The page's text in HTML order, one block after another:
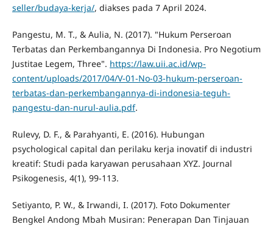
seller/budaya-kerja/, diakses pada 7 April 2024.
Pangestu, M. T., & Aulia, N. (2017). "Hukum Perseroan
Terbatas dan Perkembangannya Di Indonesia. Pro Negotium
Justitae Legem, Three". https://law.uii.ac.id/wp-
content/uploads/2017/04/V-01-No-03-hukum-perseroan-
terbatas-dan-perkembangannya-di-indonesia-teguh-
pangestu-dan-nurul-aulia.pdf.
Rulevy, D. F., & Parahyanti, E. (2016). Hubungan
psychological capital dan perilaku kerja inovatif di industri
kreatif: Studi pada karyawan perusahaan XYZ. Journal
Psikogenesis, 4(1), 99-113.
Setiyanto, P. W., & Irwandi, I. (2017). Foto Dokumenter
Bengkel Andong Mbah Musiran: Penerapan Dan Tinjauan